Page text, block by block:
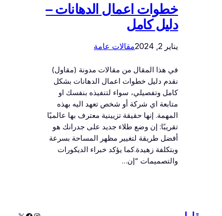
خطوات اعمال الدهانات –
دليل كامل
يناير 2, 2024 مقالات عامة
في هذا المقال من مقالات مدونة (مقاول)
نقدم دليل خطوات اعمال الدهانات بشكل
كامل وتفصيلي، سواء لتنفيذه بنفسك او
متابعة اي شركة أو شخص تعهد اليه بهذه
المهمة. إنها حقيقة تزيينية معترف بها عالميًا
تقريبًا: إن وضع طلاء جديد على جدرانك هو
أفضل طريقة لتغيير مظهر المساحة بسرعة
وبتكلفة زهيدة.كما يؤكد خبراء الديكورات
والتصميمات “إن…